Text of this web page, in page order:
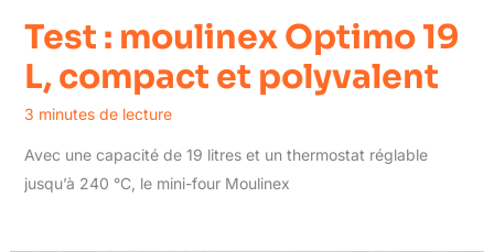
Test : moulinex Optimo 19
L, compact et polyvalent
3 minutes de lecture
Avec une capacité de 19 litres et un thermostat réglable
jusqu’à 240 °C, le mini-four Moulinex